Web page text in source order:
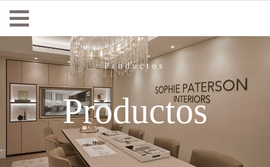
Productos
Productos